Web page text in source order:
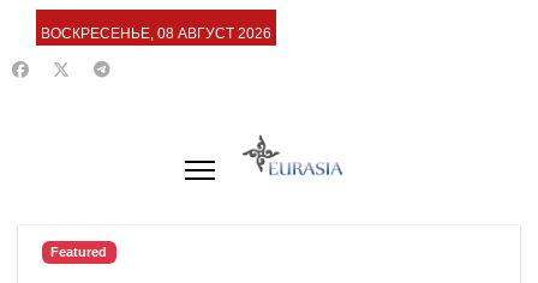
ВОСКРЕСЕНЬЕ, 08 АВГУСТ 2026
Featured